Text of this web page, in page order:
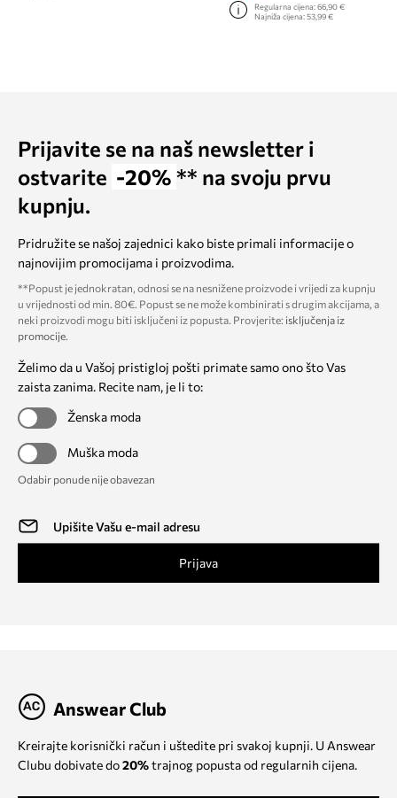
Regularna cijena: 66,90 €
Najniža cijena: 53,99 €
Prijavite se na naš newsletter i
ostvarite -20% ** na svoju prvu
kupnju.
Pridružite se našoj zajednici kako biste primali informacije o
najnovijim promocijama i proizvodima.
**Popust je jednokratan, odnosi se na nesnižene proizvode i vrijedi za kupnju
u vrijednosti od min. 80€. Popust se ne može kombinirati s drugim akcijama, a
neki proizvodi mogu biti isključeni iz popusta. Provjerite: isključenja iz
promocije.
Želimo da u Vašoj pristigloj pošti primate samo ono što Vas
zaista zanima. Recite nam, je li to:
Ženska moda
Muška moda
Odabir ponude nije obavezan
Prijava
Answear Club
Kreirajte korisnički račun i uštedite pri svakoj kupnji. U Answear
Clubu dobivate do20%trajnog popusta od regularnih cijena.